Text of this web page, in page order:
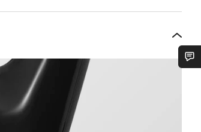
vous attendent pour répondre à vos questions.